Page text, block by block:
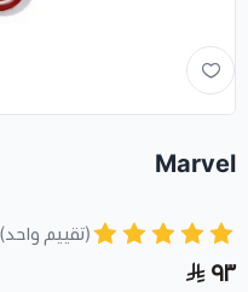
Marvel
(تقييم واحد)
٩٣